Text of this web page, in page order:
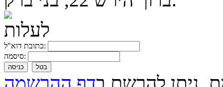
כתובת דוא"ל:
סיסמה:
כניסה בטל